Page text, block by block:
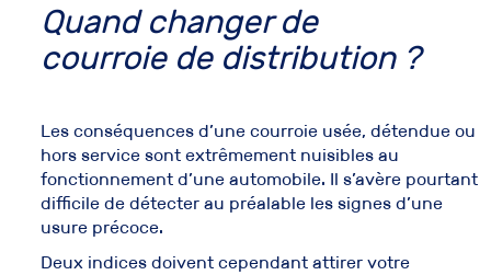
Quandchanger de
courroie de distribution?
Les conséquences d’unecourroie usée, détendue ou
hors service sont extrêmement nuisibles au
fonctionnement d’une automobile. Il s’avère pourtant
difficile de détecter au préalable les signes d’une
usure précoce.
Deux indices doivent cependant attirer votre